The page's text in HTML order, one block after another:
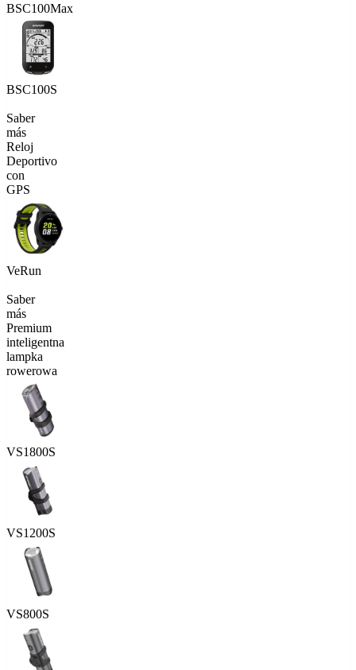
BSC100Max
BSC100S
Saber
más
Reloj
Deportivo
con
GPS
VeRun
Saber
más
Premium
inteligentna
lampka
rowerowa
VS1800S
VS1200S
VS800S